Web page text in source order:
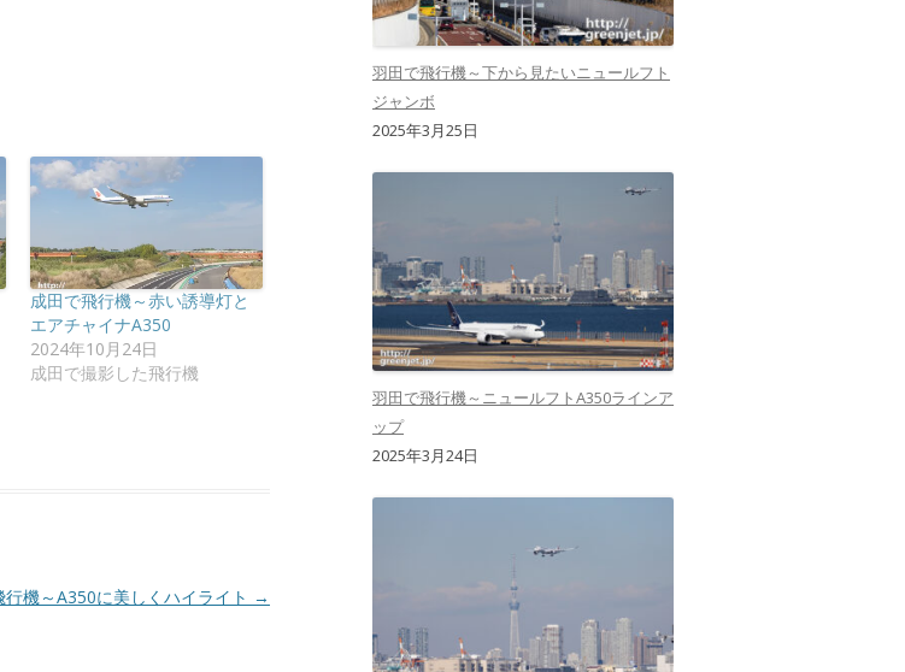
成田で飛行機～赤い誘導灯と
エアチャイナA350
2024年10月24日
成田で撮影した飛行機
行機～A350に美しくハイライト →
羽田で飛行機～下から見たいニュールフト
ジャンボ
2025年3月25日
羽田で飛行機～ニュールフトA350ラインア
ップ
2025年3月24日